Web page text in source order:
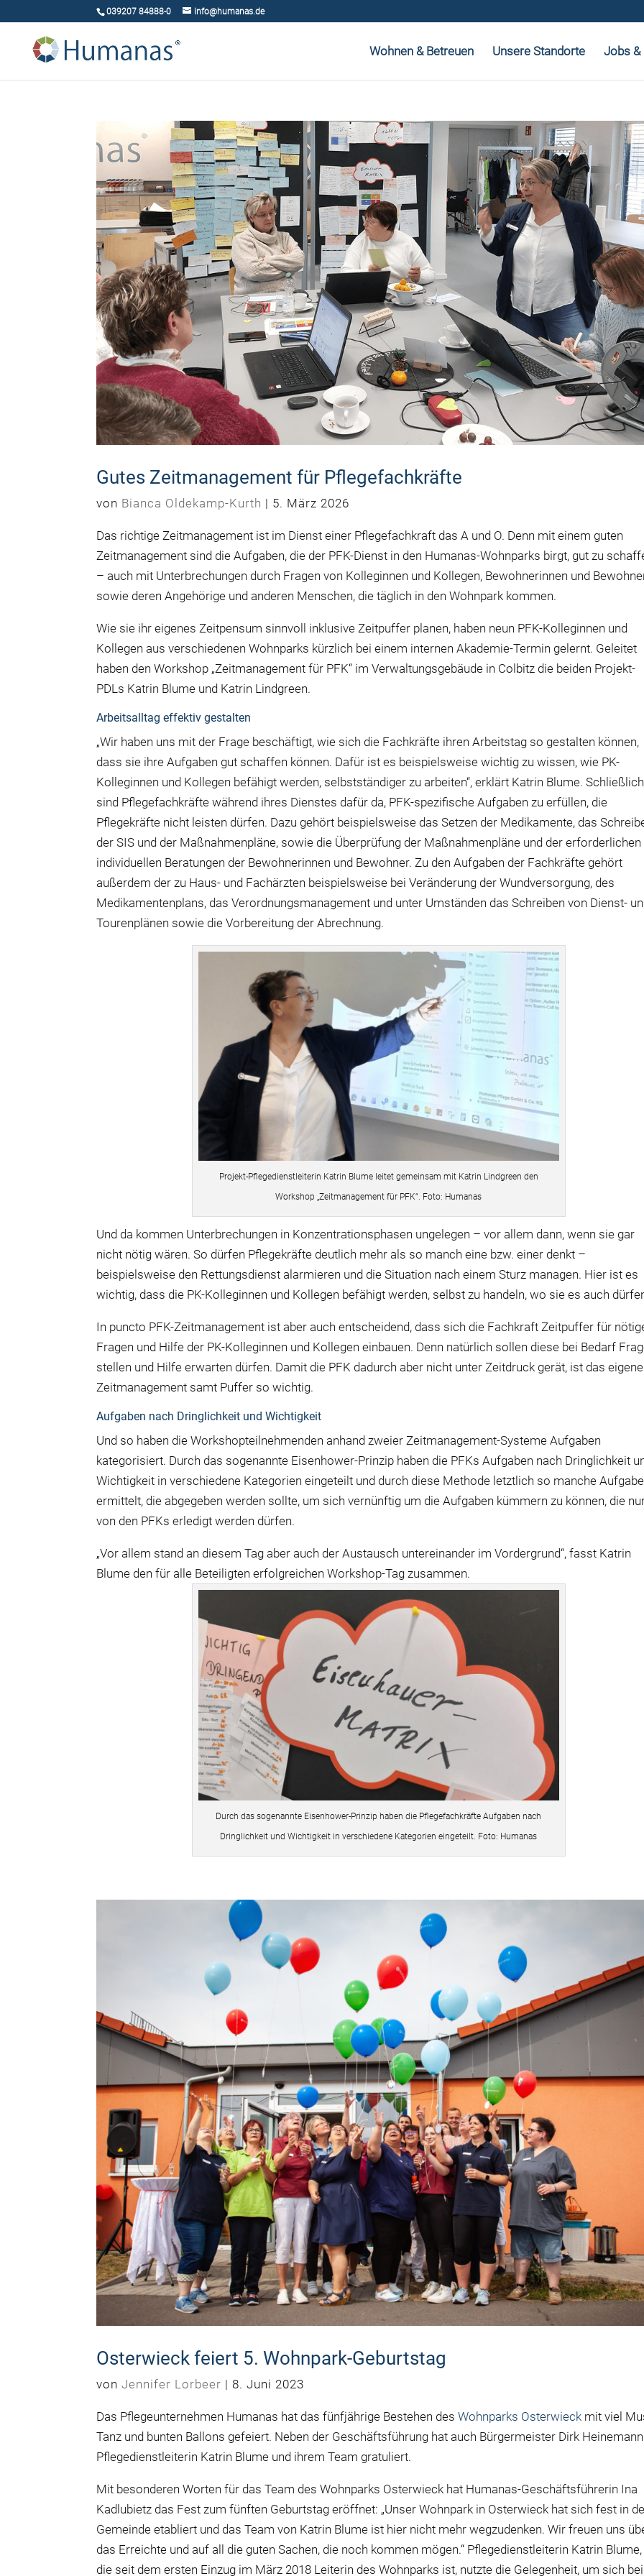
039207 84888-0 info@humanas.de
Wohnen & Betreuen Unsere Standorte Jobs &
Gutes Zeitmanagement für Pflegefachkräfte
von Bianca Oldekamp-Kurth | 5. März 2026
Das richtige Zeitmanagement ist im Dienst einer Pflegefachkraft das A und O. Denn mit einem guten
Zeitmanagement sind die Aufgaben, die der PFK-Dienst in den Humanas-Wohnparks birgt, gut zu
– auch mit Unterbrechungen durch Fragen von Kolleginnen und Kollegen, Bewohnerinnen und
sowie deren Angehörige und anderen Menschen, die täglich in den Wohnpark kommen.
Wie sie ihr eigenes Zeitpensum sinnvoll inklusive Zeitpuffer planen, haben neun PFK-Kolleginnen und
Kollegen aus verschiedenen Wohnparks kürzlich bei einem internen Akademie-Termin gelernt. Geleitet
haben den Workshop „Zeitmanagement für PFK“ im Verwaltungsgebäude in Colbitz die beiden Projekt-
PDLs Katrin Blume und Katrin Lindgreen.
Arbeitsalltag effektiv gestalten
„Wir haben uns mit der Frage beschäftigt, wie sich die Fachkräfte ihren Arbeitstag so gestalten können,
dass sie ihre Aufgaben gut schaffen können. Dafür ist es beispielsweise wichtig zu wissen, wie PK-
Kolleginnen und Kollegen befähigt werden, selbstständiger zu arbeiten“, erklärt Katrin Blume. Schließlich
sind Pflegefachkräfte während ihres Dienstes dafür da, PFK-spezifische Aufgaben zu erfüllen, die
Pflegekräfte nicht leisten dürfen. Dazu gehört beispielsweise das Setzen der Medikamente, das
der SIS und der Maßnahmenpläne, sowie die Überprüfung der Maßnahmenpläne und der erforderlichen
individuellen Beratungen der Bewohnerinnen und Bewohner. Zu den Aufgaben der Fachkräfte gehört
außerdem der zu Haus- und Fachärzten beispielsweise bei Veränderung der Wundversorgung, des
Medikamentenplans, das Verordnungsmanagement und unter Umständen das Schreiben von Dienst-
Tourenplänen sowie die Vorbereitung der Abrechnung.
Projekt-Pflegedienstleiterin Katrin Blume leitet gemeinsam mit Katrin Lindgreen den
Workshop „Zeitmanagement für PFK“. Foto: Humanas
Und da kommen Unterbrechungen in Konzentrationsphasen ungelegen – vor allem dann, wenn sie gar
nicht nötig wären. So dürfen Pflegekräfte deutlich mehr als so manch eine bzw. einer denkt –
beispielsweise den Rettungsdienst alarmieren und die Situation nach einem Sturz managen. Hier ist es
wichtig, dass die PK-Kolleginnen und Kollegen befähigt werden, selbst zu handeln, wo sie es auch
In puncto PFK-Zeitmanagement ist aber auch entscheidend, dass sich die Fachkraft Zeitpuffer für
Fragen und Hilfe der PK-Kolleginnen und Kollegen einbauen. Denn natürlich sollen diese bei Bedarf
stellen und Hilfe erwarten dürfen. Damit die PFK dadurch aber nicht unter Zeitdruck gerät, ist das eigene
Zeitmanagement samt Puffer so wichtig.
Aufgaben nach Dringlichkeit und Wichtigkeit
Und so haben die Workshopteilnehmenden anhand zweier Zeitmanagement-Systeme Aufgaben
kategorisiert. Durch das sogenannte Eisenhower-Prinzip haben die PFKs Aufgaben nach Dringlichkeit
Wichtigkeit in verschiedene Kategorien eingeteilt und durch diese Methode letztlich so manche Aufgabe
ermittelt, die abgegeben werden sollte, um sich vernünftig um die Aufgaben kümmern zu können, die
von den PFKs erledigt werden dürfen.
„Vor allem stand an diesem Tag aber auch der Austausch untereinander im Vordergrund“, fasst Katrin
Blume den für alle Beteiligten erfolgreichen Workshop-Tag zusammen.
Durch das sogenannte Eisenhower-Prinzip haben die Pflegefachkräfte Aufgaben nach
Dringlichkeit und Wichtigkeit in verschiedene Kategorien eingeteilt. Foto: Humanas
Osterwieck feiert 5. Wohnpark-Geburtstag
vonJennifer Lorbeer | 8. Juni 2023
Das Pflegeunternehmen Humanas hat das fünfjährige Bestehen desWohnparks Osterwieck mit viel
Tanz und bunten Ballons gefeiert. Neben der Geschäftsführung hat auch Bürgermeister Dirk Heinemann
Pflegedienstleiterin Katrin Blume und ihrem Team gratuliert.
Mit besonderen Worten für das Team des Wohnparks Osterwieck hat Humanas-Geschäftsführerin Ina
Kadlubietz das Fest zum fünften Geburtstag eröffnet: „Unser Wohnpark in Osterwieck hat sich fest in
Gemeinde etabliert und das Team von Katrin Blume ist hier nicht mehr wegzudenken. Wir freuen uns
das Erreichte und auf all die guten Sachen, die noch kommen mögen.“ Pflegedienstleiterin Katrin Blume,
die seit dem ersten Einzug im März 2018 Leiterin des Wohnparks ist, nutzte die Gelegenheit, um sich bei